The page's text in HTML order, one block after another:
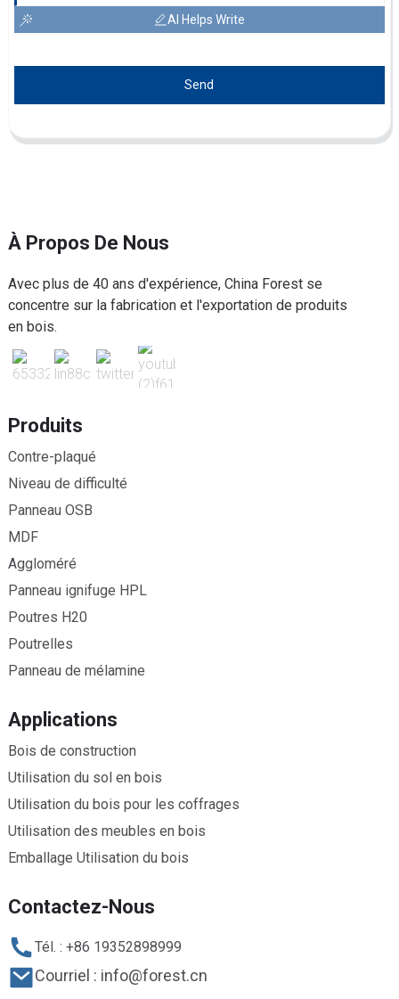
AI Helps Write
Send
À Propos De Nous
Avec plus de 40 ans d'expérience, China Forest se
concentre sur la fabrication et l'exportation de produits
en bois.
Produits
Contre-plaqué
Niveau de difficulté
Panneau OSB
MDF
Aggloméré
Panneau ignifuge HPL
Poutres H20
Poutrelles
Panneau de mélamine
Applications
Bois de construction
Utilisation du sol en bois
Utilisation du bois pour les coffrages
Utilisation des meubles en bois
Emballage Utilisation du bois
Contactez-Nous
Tél. : +86 19352898999
Courriel : info@forest.cn